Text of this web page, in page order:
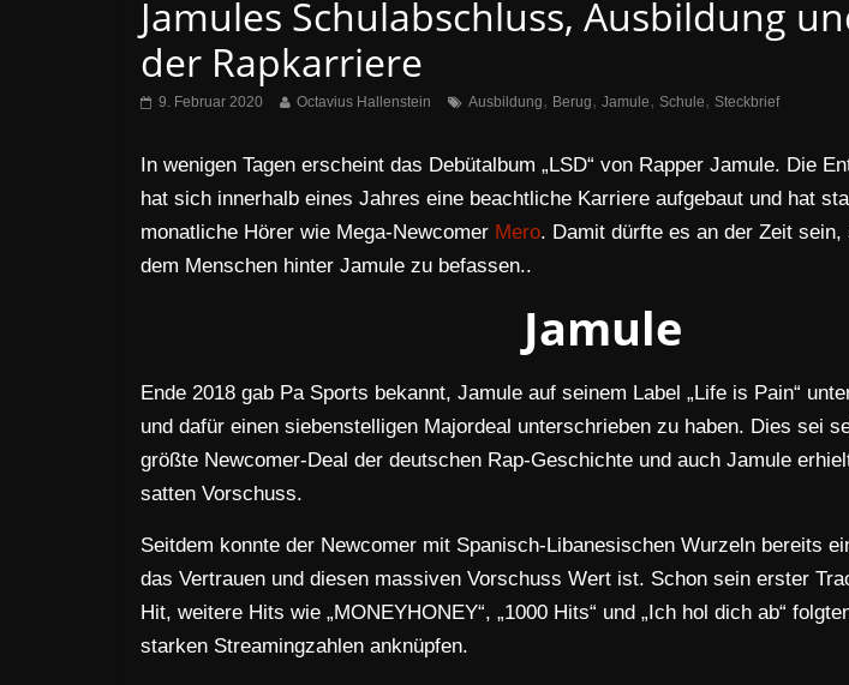
Jamules Schulabschluss, Ausbildung
der Rapkarriere
9. Februar 2020 Octavius Hallenstein Ausbildung, Berug, Jamule, Schule, Steckbrief
In wenigen Tagen erscheint das Debütalbum „LSD“ von Rapper Jamule. Die
hat sich innerhalb eines Jahres eine beachtliche Karriere aufgebaut und hat
monatliche Hörer wie Mega-Newcomer Mero. Damit dürfte es an der Zeit
dem Menschen hinter Jamule zu befassen..
Jamule
Ende 2018 gab Pa Sports bekannt, Jamule auf seinem Label „Life is Pain“
und dafür einen siebenstelligen Majordeal unterschrieben zu haben. Dies sei
größte Newcomer-Deal der deutschen Rap-Geschichte und auch Jamule
satten Vorschuss.
Seitdem konnte der Newcomer mit Spanisch-Libanesischen Wurzeln bereits
das Vertrauen und diesen massiven Vorschuss Wert ist. Schon sein erster
Hit, weitere Hits wie „MONEYHONEY“, „1000 Hits“ und „Ich hol dich ab“
starken Streamingzahlen anknüpfen.